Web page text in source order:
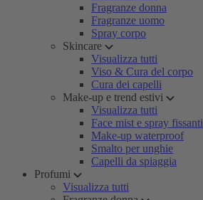
Fragranze donna
Fragranze uomo
Spray corpo
Skincare
Visualizza tutti
Viso & Cura del corpo
Cura dei capelli
Make-up e trend estivi
Visualizza tutti
Face mist e spray fissanti
Make-up waterproof
Smalto per unghie
Capelli da spiaggia
Profumi
Visualizza tutti